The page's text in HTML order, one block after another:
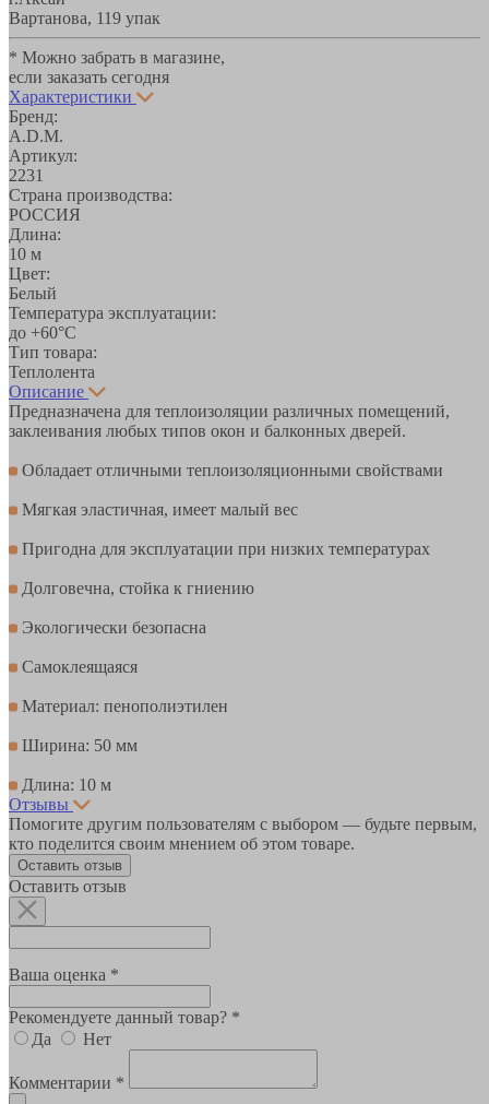
Вартанова, 119 упак
* Можно забрать в магазине,
если заказать сегодня
Характеристики
Бренд:
A.D.M.
Артикул:
2231
Страна производства:
РОССИЯ
Длина:
10 м
Цвет:
Белый
Температура эксплуатации:
до +60°С
Тип товара:
Теплолента
Описание
Предназначена для теплоизоляции различных помещений,
заклеивания любых типов окон и балконных дверей.
Обладает отличными теплоизоляционными свойствами
Мягкая эластичная, имеет малый вес
Пригодна для эксплуатации при низких температурах
Долговечна, стойка к гниению
Экологически безопасна
Самоклеящаяся
Материал: пенополиэтилен
Ширина: 50 мм
Длина: 10 м
Отзывы
Помогите другим пользователям с выбором — будьте первым,
кто поделится своим мнением об этом товаре.
Оставить отзыв
Оставить отзыв
Ваша оценка *
Рекомендуете данный товар? *
Да
Нет
Комментарии *